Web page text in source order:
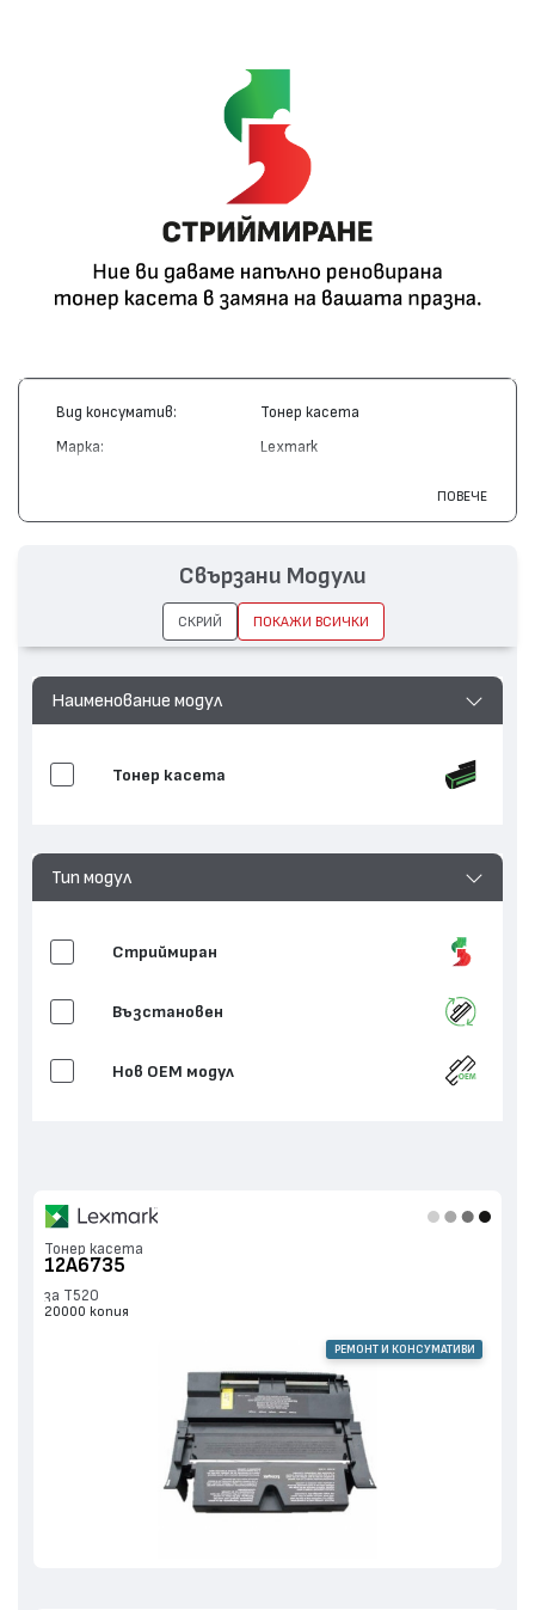
Вид консуматив: Тонер касета
Марка: Lexmark
Съвместими устройства: T520, X522 MFP, T522
ПОВЕЧЕ
Наименование модул
Тонер касета
Тип модул
Стриймиран
Възстановен
Нов ОЕМ модул
Тонер касета
12A6735
за T520
20000 копия
РЕМОНТ И КОНСУМАТИВИ
Свързани Модули
СКРИЙ ПОКАЖИ ВСИЧКИ